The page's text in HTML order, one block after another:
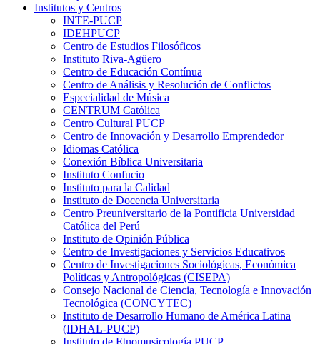
Institutos y Centros
INTE-PUCP
IDEHPUCP
Centro de Estudios Filosóficos
Instituto Riva-Agüero
Centro de Educación Contínua
Centro de Análisis y Resolución de Conflictos
Especialidad de Música
CENTRUM Católica
Centro Cultural PUCP
Centro de Innovación y Desarrollo Emprendedor
Idiomas Católica
Conexión Bíblica Universitaria
Instituto Confucio
Instituto para la Calidad
Instituto de Docencia Universitaria
Centro Preuniversitario de la Pontificia Universidad
Católica del Perú
Instituto de Opinión Pública
Centro de Investigaciones y Servicios Educativos
Centro de Investigaciones Sociológicas, Económica
Políticas y Antropológicas (CISEPA)
Consejo Nacional de Ciencia, Tecnología e Innovación
Tecnológica (CONCYTEC)
Instituto de Desarrollo Humano de América Latina
(IDHAL-PUCP)
Instituto de Etnomusicología PUCP